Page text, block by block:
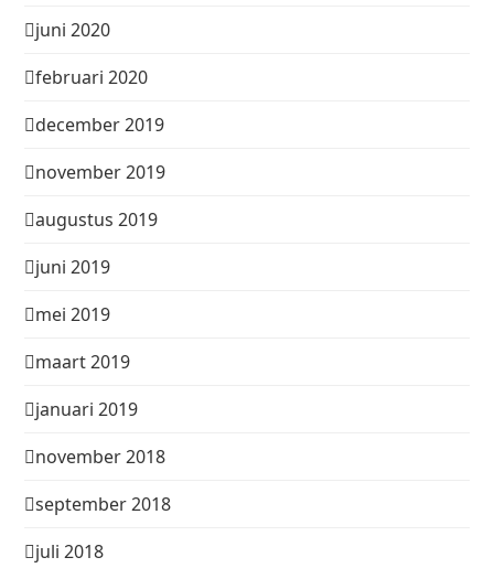
juni 2020
februari 2020
december 2019
november 2019
augustus 2019
juni 2019
mei 2019
maart 2019
januari 2019
november 2018
september 2018
juli 2018